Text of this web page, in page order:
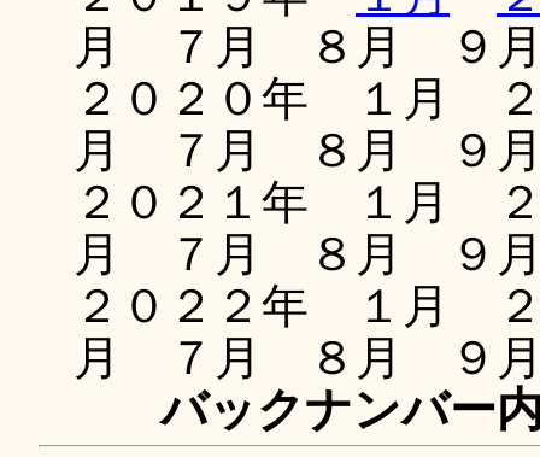
月 ７月 ８月 ９
２０２０年 １月
月 ７月 ８月 ９
２０２１年 １月
月 ７月 ８月 ９
２０２２年 １月
月 ７月 ８月 ９
バックナンバー